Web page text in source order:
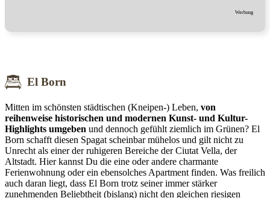
Werbung
El Born
Mitten im schönsten städtischen (Kneipen-) Leben, von
reihenweise historischen und modernen Kunst- und Kultur-
Highlights umgeben und dennoch gefühlt ziemlich im Grünen? El
Born schafft diesen Spagat scheinbar mühelos und gilt nicht zu
Unrecht als einer der ruhigeren Bereiche der Ciutat Vella, der
Altstadt. Hier kannst Du die eine oder andere charmante
Ferienwohnung oder ein ebensolches Apartment finden. Was freilich
auch daran liegt, dass El Born trotz seiner immer stärker
zunehmenden Beliebtheit (bislang) nicht den gleichen riesigen